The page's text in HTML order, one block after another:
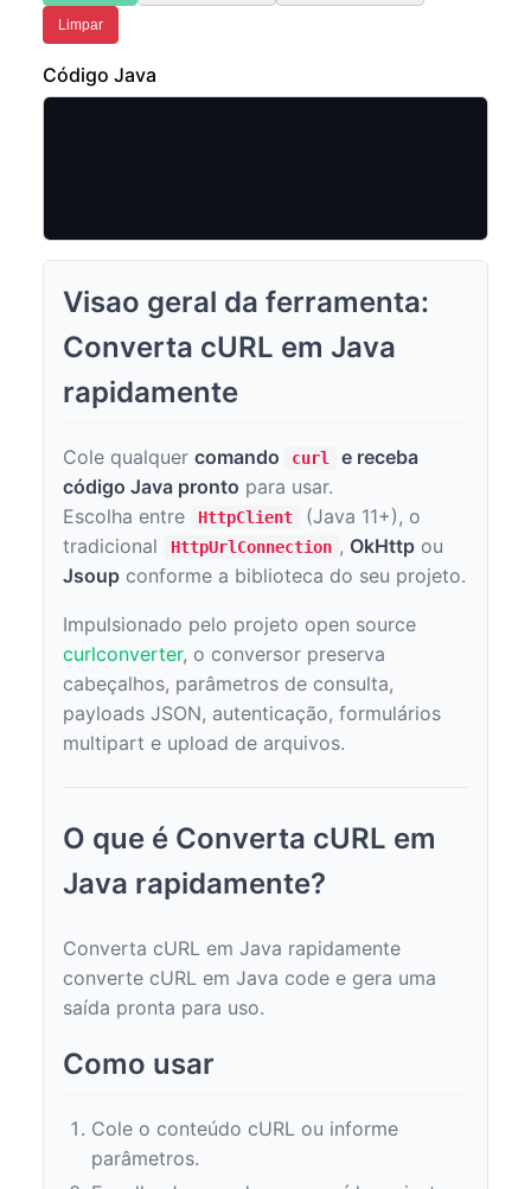
Limpar
Código Java
Visao geral da ferramenta:
Converta cURL em Java
rapidamente
Cole qualquer comando curl
e receba
código Java pronto para usar.
Escolha entre
HttpClient
(Java 11+), o
tradicional
HttpUrlConnection , OkHttp ou
Jsoup conforme a biblioteca do seu projeto.
Impulsionado pelo projeto open source
curlconverter, o conversor preserva
cabeçalhos, parâmetros de consulta,
payloads JSON, autenticação, formulários
multipart e upload de arquivos.
O que é Converta cURL em
Java rapidamente?
Converta cURL em Java rapidamente
converte cURL em Java code e gera uma
saída pronta para uso.
Como usar
Cole o conteúdo cURL ou informe
parâmetros.